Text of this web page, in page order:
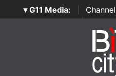
▾ G11 Media:
SecurityOpenLab | Italian
Italian